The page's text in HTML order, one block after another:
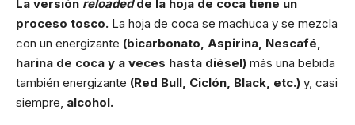
La versión reloadedde la hoja de coca tiene un
proceso tosco. La hoja de coca se machuca y se mezcla
con un energizante (bicarbonato, Aspirina, Nescafé,
harina de coca y a veces hasta diésel) más una bebida
también energizante (Red Bull, Ciclón, Black, etc.) y, casi
siempre, alcohol.